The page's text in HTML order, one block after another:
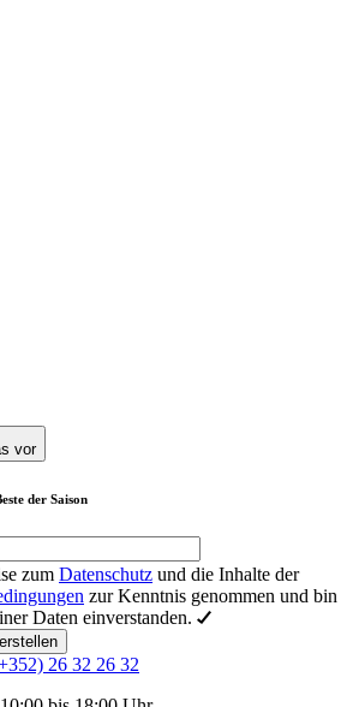
vor
der Saison
zum Datenschutz und die Inhalte der
zur Kenntnis genommen und bin
Daten einverstanden.
26 32 26 32